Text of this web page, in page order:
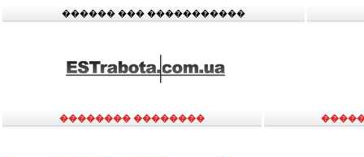
������ ��� �����������
�������� ��������